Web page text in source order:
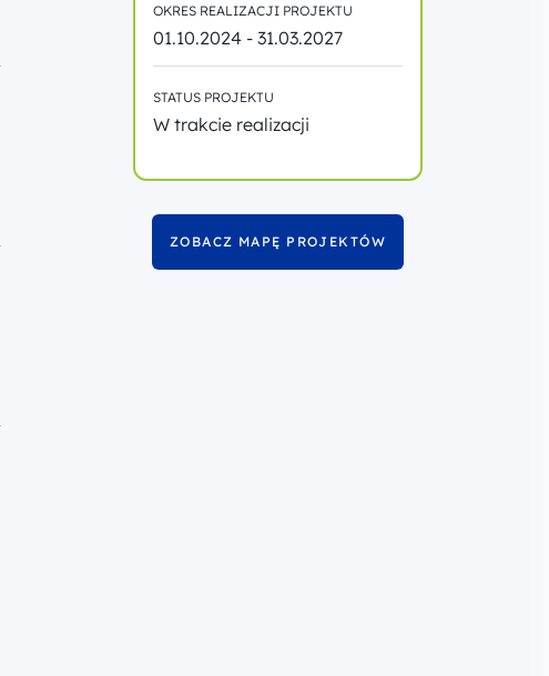
OKRES REALIZACJI PROJEKTU
01.10.2024 - 31.03.2027
STATUS PROJEKTU
W trakcie realizacji
ZOBACZ MAPĘ PROJEKTÓW